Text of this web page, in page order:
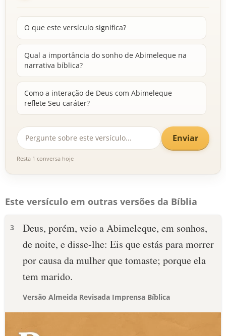
O que este versículo significa?
Qual a importância do sonho de Abimeleque na
narrativa bíblica?
Como a interação de Deus com Abimeleque
reflete Seu caráter?
Enviar
Resta 1 conversa hoje
Este versículo em outras versões da Bíblia
3
Deus, porém, veio a Abimeleque, em sonhos,
de noite, e disse-lhe: Eis que estás para morrer
por causa da mulher que tomaste; porque ela
tem marido.
Versão Almeida Revisada Imprensa Bíblica